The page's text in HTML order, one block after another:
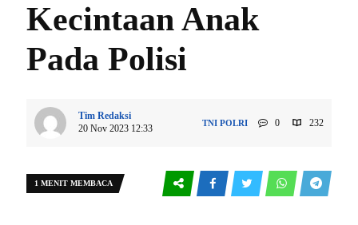
Kecintaan Anak
Pada Polisi
Tim Redaksi
20 Nov 2023 12:33
TNI POLRI 0 232
1 MENIT MEMBACA